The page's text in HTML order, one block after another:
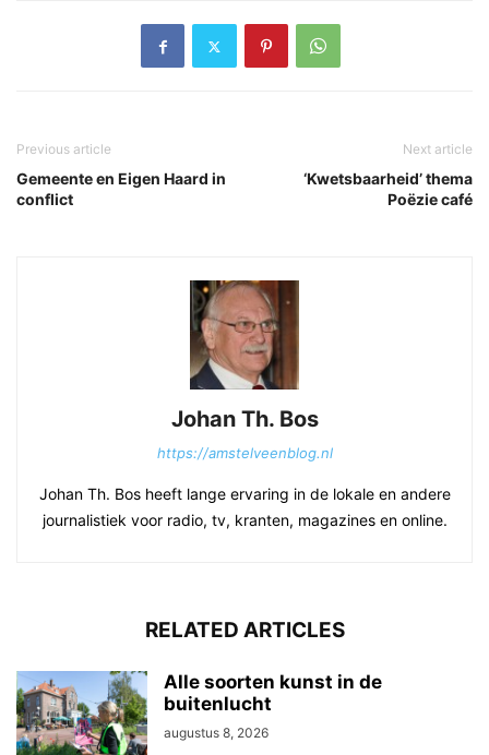
Previous article
Gemeente en Eigen Haard in
conflict
Next article
‘Kwetsbaarheid’ thema
Poëzie café
Johan Th. Bos
https://amstelveenblog.nl
Johan Th. Bos heeft lange ervaring in de lokale en andere
journalistiek voor radio, tv, kranten, magazines en online.
RELATED ARTICLES
Alle soorten kunst in de
buitenlucht
augustus 8, 2026